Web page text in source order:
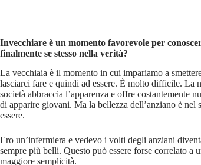
Invecchiare è un momento favorevole per
finalmente se stesso nella verità?
La vecchiaia è il momento in cui impariamo a
lasciarci fare e quindi ad essere. È molto difficile. La
società abbraccia l’apparenza e offre costantemente
di apparire giovani. Ma la bellezza dell’anziano è nel
essere.
Ero un’infermiera e vedevo i volti degli anziani
sempre più belli. Questo può essere forse correlato a
maggiore semplicità.